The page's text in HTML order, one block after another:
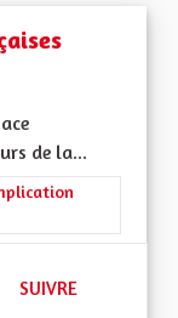
de la...
les soins
50 ABONNÉS
SUIVRE